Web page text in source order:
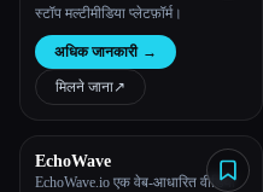
स्टॉप मल्टीमीडिया प्लेटफ़ॉर्म।
अधिक जानकारी →
मिलने जाना↗︎
EchoWave
EchoWave.io एक वेब-आधारित वीडियो